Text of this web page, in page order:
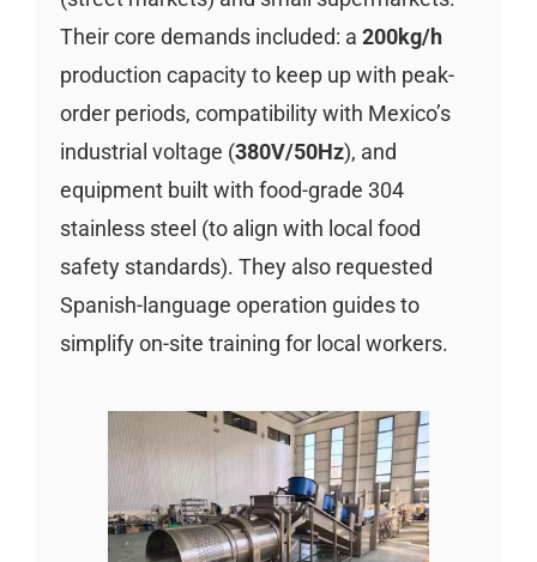
Their core demands included: a 200kg/h
production capacity to keep up with peak-
order periods, compatibility with Mexico’s
industrial voltage (380V/50Hz), and
equipment built with food-grade 304
stainless steel (to align with local food
safety standards). They also requested
Spanish-language operation guides to
simplify on-site training for local workers.